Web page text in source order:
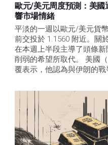
歐元/美元周度預測：美
響市場情緒
平淡的一週以歐元/美元貨
前交投於 1.1560 附近。關
在本週上半段主導了頭條
削弱的希望所取代。 美國
覆表示，他認為與伊朗的戰